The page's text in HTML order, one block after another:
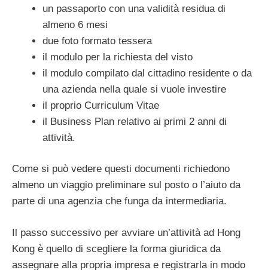
un passaporto con una validità residua di
almeno 6 mesi
due foto formato tessera
il modulo per la richiesta del visto
il modulo compilato dal cittadino residente o da
una azienda nella quale si vuole investire
il proprio Curriculum Vitae
il Business Plan relativo ai primi 2 anni di
attività.
Come si può vedere questi documenti richiedono
almeno un viaggio preliminare sul posto o l’aiuto da
parte di una agenzia che funga da intermediaria.
Il passo successivo per avviare un’attività ad Hong
Kong è quello di scegliere la forma giuridica da
assegnare alla propria impresa e registrarla in modo